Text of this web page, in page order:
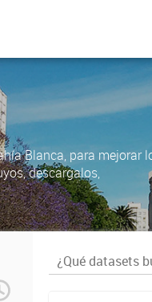
Blanca, para mejorar
descargalos,